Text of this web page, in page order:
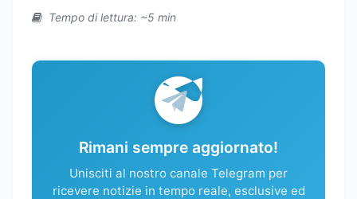
Tempo di lettura: ~5 min
Rimani sempre aggiornato!
Unisciti al nostro canale Telegram per
ricevere notizie in tempo reale, esclusive ed